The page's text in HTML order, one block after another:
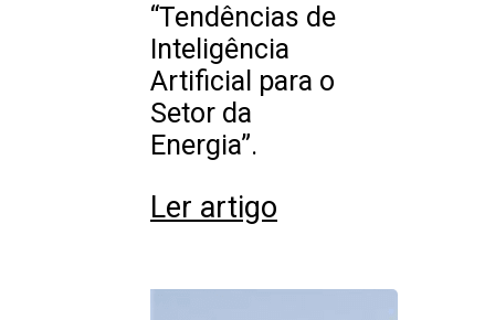
“Tendências de
Inteligência
Artificial para o
Setor da
Energia”.
Ler artigo